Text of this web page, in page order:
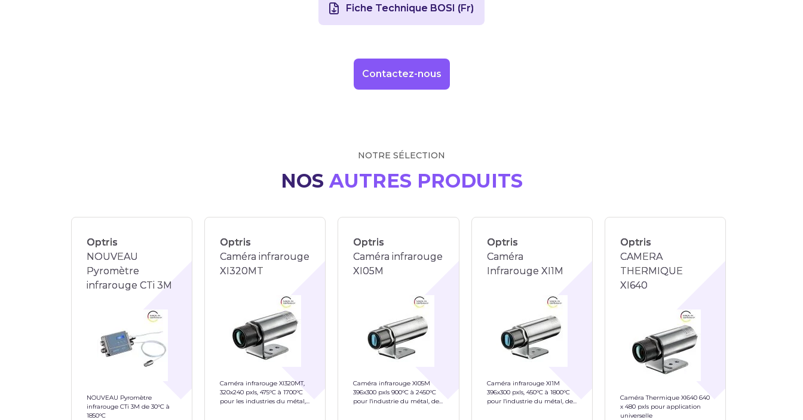
Fiche Technique BOSI (Fr)
Contactez-nous
NOTRE SÉLECTION
NOS AUTRES PRODUITS
Optris
NOUVEAU
Pyromètre
infrarouge CTi 3M
NOUVEAU Pyromètre
infrarouge CTi 3M de 30°C à
1850°C
Optris
Caméra infrarouge
XI320MT
Caméra infrarouge XI320MT,
320x240 pxls, 475°C à 1700°C
pour les industries du métal,
Optris
Caméra infrarouge
XI05M
Caméra infrarouge XI05M
396x300 pxls 900°C à 2450°C
pour l'industrie du métal, de
Optris
Caméra
Infrarouge XI1M
Caméra infrarouge XI1M
396x300 pxls, 450°C à 1800°C
pour l'industrie du métal, de
Optris
CAMERA
THERMIQUE
XI640
Caméra Thermique XI640 640
x 480 pxls pour application
universelle